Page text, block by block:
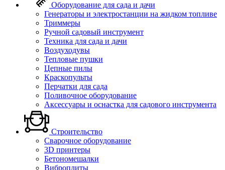
Оборудование для сада и дачи
Генераторы и электростанции на жидком топливе
Триммеры
Ручной садовый инструмент
Техника для сада и дачи
Воздуходувы
Тепловые пушки
Цепные пилы
Краскопульты
Перчатки для сада
Поливочное оборудование
Аксессуары и оснастка для садового инструмента
Строительство
Сварочное оборудование
3D принтеры
Бетономешалки
Виброплиты